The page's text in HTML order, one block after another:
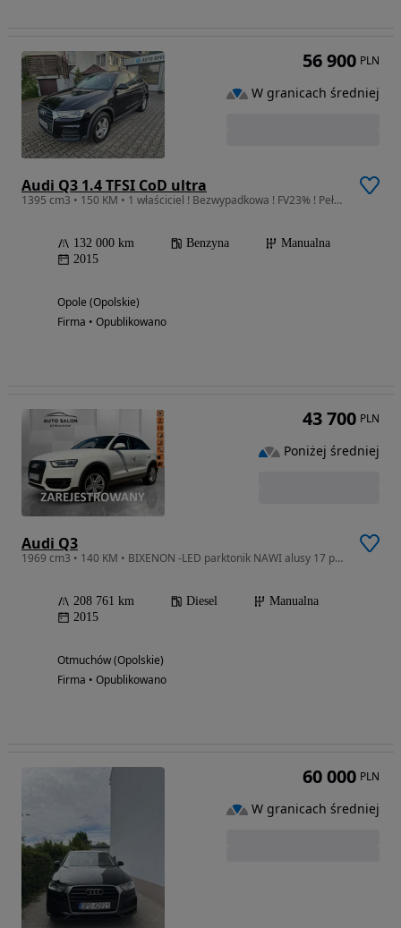
Audi Q3 1.4 TFSI CoD ultra
1395 cm3 • 150 KM • 1 właściciel ! Bezwypadkowa ! FV23% ! Pełna historia ! Gwarancja !
132 000 km Benzyna
Manualna
2015
Opole (Opolskie)
Firma • Opublikowano
56 900 PLN
W granicach średniej
Audi Q3
1969 cm3 • 140 KM • BIXENON -LED parktonik NAWI alusy 17 pelna elek. klimatronik hak elek.
208 761 km Diesel
Manualna
2015
Otmuchów (Opolskie)
Firma • Opublikowano
43 700 PLN
Poniżej średniej
60 000 PLN
W granicach średniej